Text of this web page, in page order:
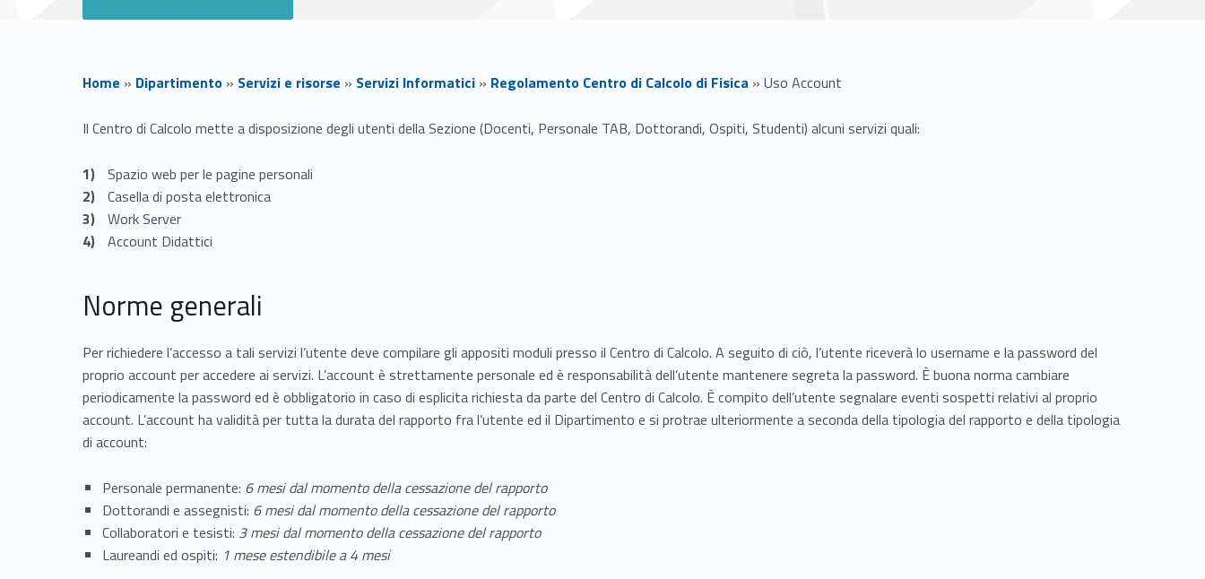
Home » Dipartimento » Servizi e risorse » Servizi Informatici » Regolamento Centro di Calcolo di Fisica » Uso Account
U
s
o
c
c
o
u
n
t
Il Centro di Calcolo mette a disposizione degli utenti della Sezione (Docenti, Personale TAB, Dottorandi, Ospiti, Studenti) alcuni servizi quali:
Spazio web per le pagine personali
Casella di posta elettronica
Work Server
Account Didattici
Norme generali
Per richiedere l’accesso a tali servizi l’utente deve compilare gli appositi moduli presso il Centro di Calcolo. A seguito di ciò, l’utente riceverà lo username e la password del
proprio account per accedere ai servizi. L’account è strettamente personale ed è responsabilità dell’utente mantenere segreta la password. È buona norma cambiare
periodicamente la password ed è obbligatorio in caso di esplicita richiesta da parte del Centro di Calcolo. È compito dell’utente segnalare eventi sospetti relativi al proprio
account. L’account ha validità per tutta la durata del rapporto fra l’utente ed il Dipartimento e si protrae ulteriormente a seconda della tipologia del rapporto e della tipologia
di account:
Personale permanente: 6 mesi dal momento della cessazione del rapporto
Dottorandi e assegnisti: 6 mesi dal momento della cessazione del rapporto
Collaboratori e tesisti: 3 mesi dal momento della cessazione del rapporto
Laureandi ed ospiti: 1 mese estendibile a 4 mesi